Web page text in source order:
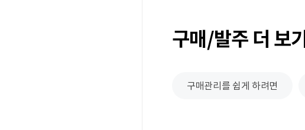
구매/발주 더 보기
구매관리를 쉽게 하려면